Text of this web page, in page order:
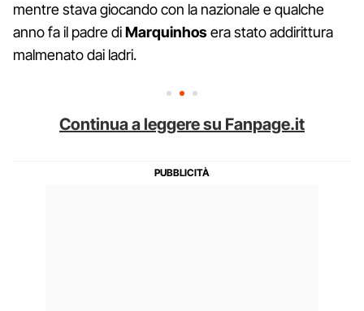
mentre stava giocando con la nazionale e qualche
anno fa il padre diMarquinhosera stato addirittura
malmenato dai ladri.
Continua a leggere su Fanpage.it